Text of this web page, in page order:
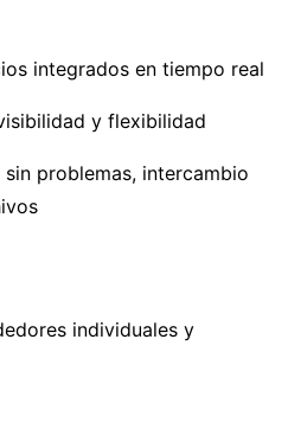
integrados en tiempo real
y flexibilidad
problemas, intercambio
individuales y